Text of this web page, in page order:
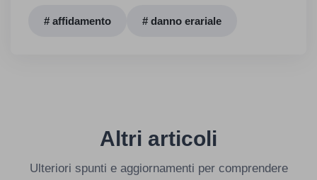
# affidamento # danno erariale
Altri articoli
Ulteriori spunti e aggiornamenti per comprendere